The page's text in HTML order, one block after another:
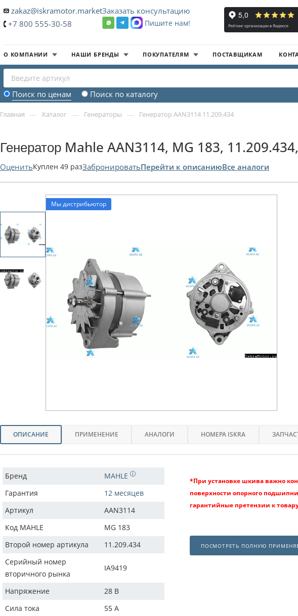
zakaz@iskramotor.market
+7 800 555-30-58
Заказать консультацию
Пишите нам!
О КОМПАНИИ НАШИ БРЕНДЫ ПОКУПАТЕЛЯМ ПОСТАВЩИКАМ
Поиск по ценам Поиск по каталогу
Главная — Каталог — Генераторы — Генератор AAN3114 11.209.434
Генератор Mahle AAN3114, MG 183,
ОценитьКуплен 49 разЗабронироватьПерейти к описаниюВсе аналоги
Мы дистрибьютор
ОПИСАНИЕ ПРИМЕНЕНИЕ АНАЛОГИ НОМЕРА ISKRA
Бренд
MAHLE
Гарантия
12 месяцев
Артикул
AAN3114
Код MAHLE
MG 183
Второй номер артикула
11.209.434
Серийный номер
вторичного рынка
IA9419
Напряжение
28 В
Сила тока
55 A
*При установке шкива важно
поверхности опорного
гарантийные претензии к
ПОСМОТРЕТЬ ПОЛНУЮ